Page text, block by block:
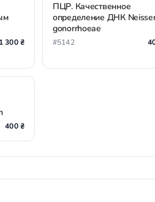
1 300 ₴
ПЦР. Качественное
определение ДНК
gonorrhoeae
#5142
400 ₴